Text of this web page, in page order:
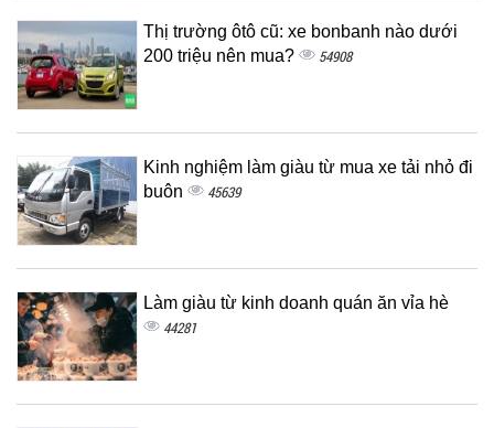
Thị trường ôtô cũ: xe bonbanh nào dưới
200 triệu nên mua?
54908
Kinh nghiệm làm giàu từ mua xe tải nhỏ đi
buôn
45639
Làm giàu từ kinh doanh quán ăn vỉa hè
44281